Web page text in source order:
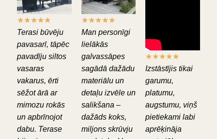
★★★★★
Terasi būvēju
pavasarī, tāpēc
pavadīju siltos
vasaras
vakarus, ērti
sēžot ārā ar
mimozu rokās
un apbrīnojot
dabu. Terase
★★★★★
Man personīgi
lielākās
galvassāpes
sagādā dažādu
materiālu un
detaļu izvēle un
salikšana –
dažāds koks,
miljons skrūvju
★★★★★
Izstāstījis tikai
garumu,
platumu,
augstumu, viņš
pietiekami labi
aprēķināja